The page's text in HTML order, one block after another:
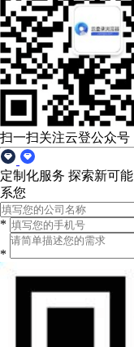
扫一扫关注云登公众号
定制化服务 探索新可能
系您
*
*